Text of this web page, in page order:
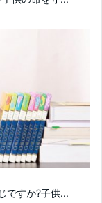
ですか?子供...